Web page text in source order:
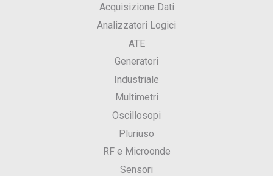
Acquisizione Dati
Analizzatori Logici
ATE
Generatori
Industriale
Multimetri
Oscillosopi
Pluriuso
RF e Microonde
Sensori